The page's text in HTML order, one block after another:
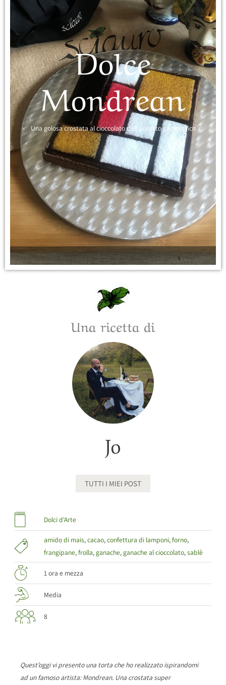
Dolce
Mondrean
Una golosa crostata al cioccolato dall'aspetto geometrico
Una ricetta di
Jo
TUTTI I MIEI POST
Dolci d'Arte
amido di mais,cacao,confettura di lamponi,forno,
frangipane,frolla, ganache, ganache al cioccolato,sablè
1 ora e mezza
Media
8
Quest’oggi vi presento una torta che ho realizzato ispirandomi
ad un famoso artista: Mondrean. Una crostata super